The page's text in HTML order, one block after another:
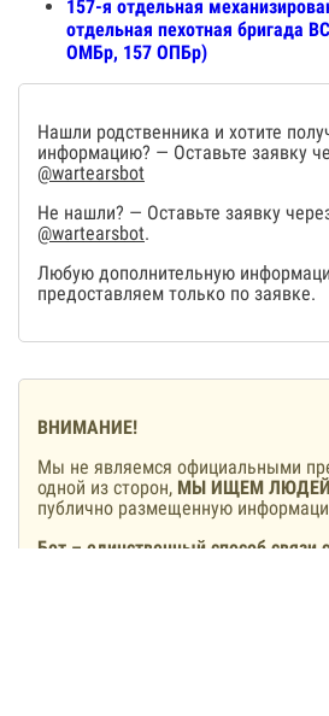
157-я отдельная
отдельная пехотная бригада
ОМБр, 157 ОПБр)
Нашли родственника и хотите
информацию? — Оставьте заявку
@wartearsbot
Не нашли? — Оставьте заявку
@wartearsbot.
Любую дополнительную
предоставляем только по заявке.
ВНИМАНИЕ!
Мы не являемся официальными
одной из сторон, МЫ ИЩЕМ ЛЮДЕЙ
публично размещенную
Бот – единственный способ связи